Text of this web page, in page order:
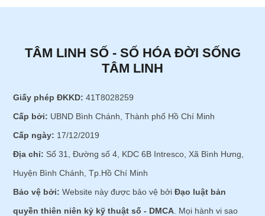
TÂM LINH SỐ - SỐ HÓA ĐỜI SỐNG
TÂM LINH
Giấy phép ĐKKD: 41T8028259
Cấp bởi: UBND Bình Chánh, Thành phố Hồ Chí Minh
Cấp ngày: 17/12/2019
Địa chỉ: Số 31, Đường số 4, KDC 6B Intresco, Xã Bình Hưng,
Huyện Bình Chánh, Tp.Hồ Chí Minh
Bảo vệ bởi: Website này được bảo vệ bởiĐạo luật bản
quyền thiên niên kỷ kỹ thuật số - DMCA . Mọi hành vi sao